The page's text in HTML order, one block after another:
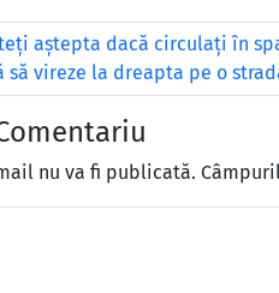
aştepta dacă circulaţi în
să vireze la dreapta pe o
nu va fi publicată.